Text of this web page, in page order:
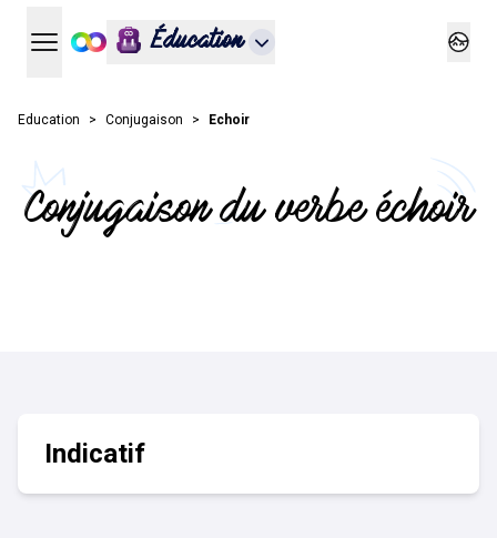
Ouvrir le menu principal
Éducation
Education Conjugaison Echoir
Conjugaison du verbe échoir
Indicatif